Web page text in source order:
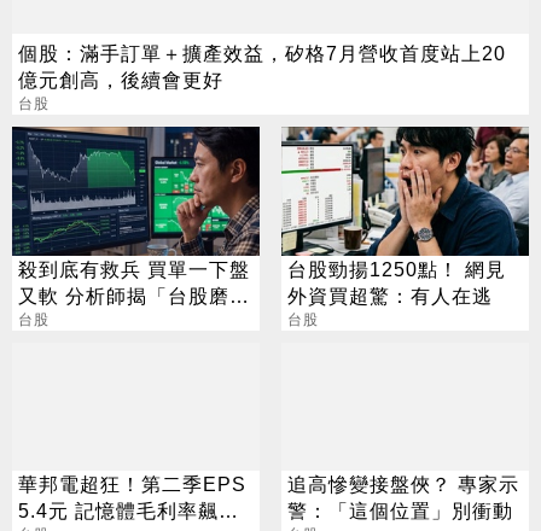
個股：滿手訂單＋擴產效益，矽格7月營收首度站上20
億元創高，後續會更好
台股
殺到底有救兵 買單一下盤
又軟 分析師揭「台股磨
人」背後真相
台股
台股勁揚1250點！ 網見
外資買超驚：有人在逃
台股
華邦電超狂！第二季EPS
5.4元 記憶體毛利率飆至
追高慘變接盤俠？ 專家示
警：「這個位置」別衝動